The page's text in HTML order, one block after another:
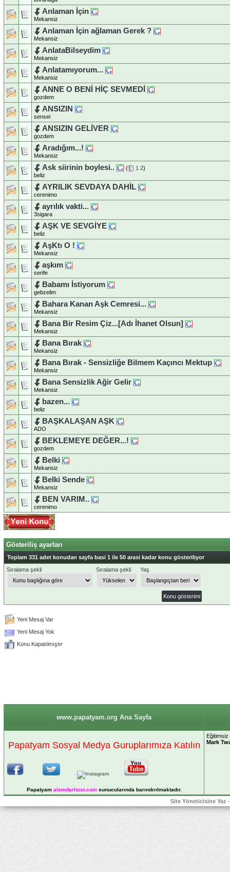
Anlaman İçin
Mekansiz
Anlaman İçin ağlaman Gerek ?
Mekansiz
AnlataBilseydim
Mekansiz
Anlatamıyorum...
Mekansiz
ANNE O BENİ HİÇ SEVMEDİ
gozdem
ANSIZIN
sensei
ANSIZIN GELİVER
gozdem
Aradığım...!
Mekansiz
Ask siirinin boylesi.. ( 1 2)
beliz
AYRILIK SEVDAYA DAHİL
cerenimo
ayrılık vakti...
3sigara
AŞK VE SEVGİYE
beliz
AşKtı O !
Mekansiz
aşkım
serife
Babamı İstiyorum
gebzelim
Bahara Kanan Aşk Cemresi...
Mekansiz
Bana Bir Resim Çiz...[Adı İhanet Olsun]
Mekansiz
Bana Bırak
Mekansiz
Bana Bırak - Sensizliğe Bilmem Kaçıncı Mektup
Mekansiz
Bana Sensizlik Ağir Gelir
Mekansiz
bazen...
beliz
BAŞKALAŞAN AŞK
ADO
BEKLEMEYE DEĞER...!
gozdem
Belki
Mekansiz
Belki Sende
Mekansiz
BEN VARIM..
cerenimo
Gösteriliş ayarları
Toplam 331 adet konudan sayfa basi 1 ile 50 arasi kadar konu gösteriliyor
Sıralama şekli
Sıralama şekli Yaş
Yeni Mesaj Var
Yeni Mesaj Yok
Konu Kapatılmıştır
www.papatyam.org Ana Sayfa
Papatyam Sosyal Medya Guruplarımıza Katılın
Papatyam alemdarhost.comsunucularında barındırılmaktadır.
Mark
Site Yöneticisine Yaz